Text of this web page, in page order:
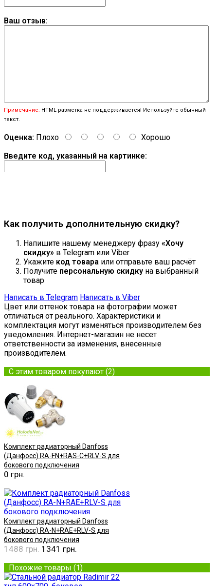
Ваш отзыв:
Примечание: HTML разметка не поддерживается! Используйте обычный
текст.
Оценка: Плохо
Хорошо
Введите код, указанный на картинке:
Как получить дополнительную скидку?
Напишите нашему менеджеру фразу «Хочу
скидку» в Telegram или Viber
Укажите код товара или отправьте ваш расчёт
Получите персональную скидку на выбранный
товар
Написать в Telegram Написать в Viber
Цвет или оттенок товара на фотографии может
отличаться от реального. Характеристики и
комплектация могут изменяться производителем без
уведомления. Интернет-магазин не несет
ответственности за изменения, внесенные
производителем.
С этим товаром покупают (2)
Комплект радиаторный Danfoss
(Данфосс) RA-FN+RAS-C+RLV-S для
бокового подключения
0 грн.
Комплект радиаторный Danfoss
(Данфосс) RA-N+RAE+RLV-S для
бокового подключения
1488 грн. 1341 грн.
Похожие товары (1)